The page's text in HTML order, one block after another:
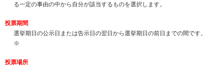
る一定の事由の中から自分が該当するものを選択します。
投票期間
選挙期日の公示日または告示日の翌日から選挙期日の前日までの間です。
※
投票場所